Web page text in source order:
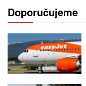
Doporučujeme